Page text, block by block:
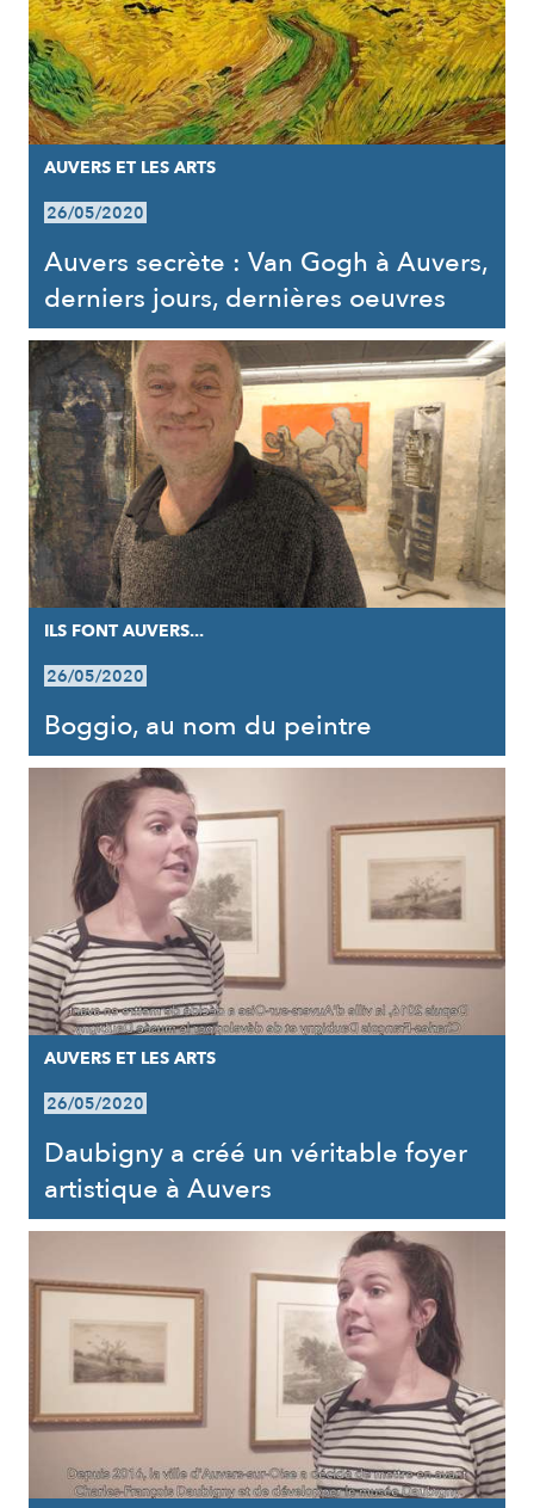
AUVERS ET LES ARTS
26/05/2020
Auvers secrète : Van Gogh à Auvers,
derniers jours, dernières oeuvres
ILS FONT AUVERS...
26/05/2020
Boggio, au nom du peintre
AUVERS ET LES ARTS
26/05/2020
Daubigny a créé un véritable foyer
artistique à Auvers